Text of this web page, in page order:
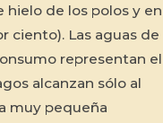
hielo de los polos y en
ciento). Las aguas de
representan el
alcanzan sólo al
muy pequeña